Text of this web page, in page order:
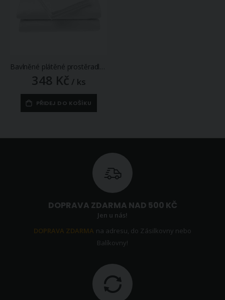
348 Kč / ks
PŘIDEJ DO KOŠÍKU
DOPRAVA ZDARMA NAD 500 KČ
Jen u nás!
DOPRAVA ZDARMA na adresu, do Zásilkovny nebo
Balíkovny!